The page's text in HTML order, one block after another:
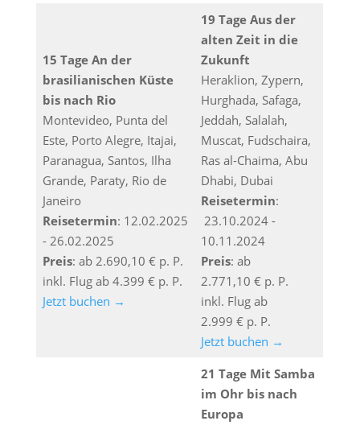
15 Tage An der
brasilianischen Küste
bis nach Rio
Montevideo, Punta del
Este, Porto Alegre, Itajai,
Paranagua, Santos, Ilha
Grande, Paraty, Rio de
Janeiro
Reisetermin: 12.02.2025
- 26.02.2025
Preis: ab 2.690,10 € p. P.
inkl. Flug ab 4.399 € p. P.
Jetzt buchen →
19 Tage Aus der
alten Zeit in die
Zukunft
Heraklion, Zypern,
Hurghada, Safaga,
Jeddah, Salalah,
Muscat, Fudschaira,
Ras al-Chaima, Abu
Dhabi, Dubai
Reisetermin:
23.10.2024 -
10.11.2024
Preis: ab
2.771,10 € p. P.
inkl. Flug ab
2.999 € p. P.
Jetzt buchen →
21 Tage Mit Samba
im Ohr bis nach
Europa